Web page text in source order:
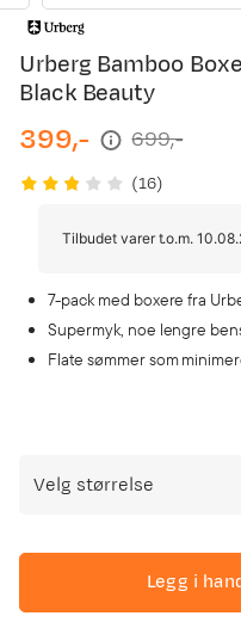
Urberg Bamboo
Black Beauty
discounted
price
399,-
original
price
699,-
(16)
Tilbudet varer t.o.m.
7-pack med boxere fra
Supermyk, noe lengre
Flate sømmer som
Velg størrelse
Legg i